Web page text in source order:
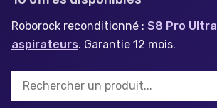
Roborock reconditionné : S8 Pro Ultra
aspirateurs. Garantie 12 mois.